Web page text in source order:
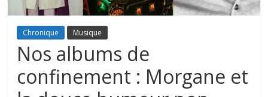
Chronique Musique
Nos albums de
confinement : Morgane et